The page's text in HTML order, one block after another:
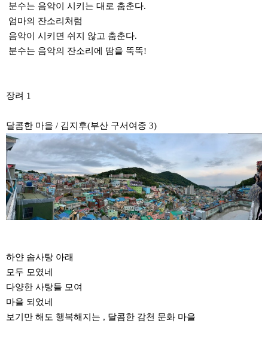
분수는 음악이 시키는 대로 춤춘다.
엄마의 잔소리처럼
음악이 시키면 쉬지 않고 춤춘다.
분수는 음악의 잔소리에 땀을 뚝뚝!
장려 1
달콤한 마을 / 김지후(부산 구서여중 3)
하얀 솜사탕 아래
모두 모였네
다양한 사탕들 모여
마을 되었네
보기만 해도 행복해지는 , 달콤한 감천 문화 마을